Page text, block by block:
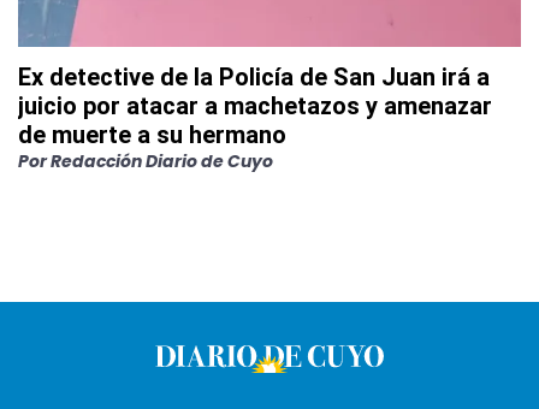
Ex detective de la Policía de San Juan irá a
juicio por atacar a machetazos y amenazar
de muerte a su hermano
PorRedacción Diario de Cuyo